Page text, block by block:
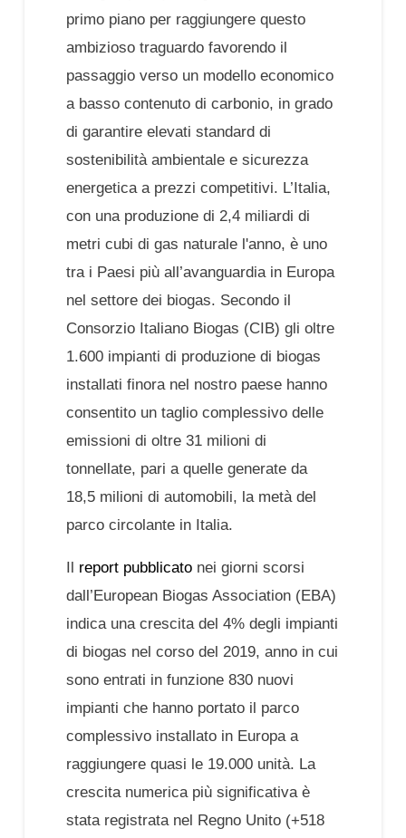
primo piano per raggiungere questo
ambizioso traguardo favorendo il
passaggio verso un modello economico
a basso contenuto di carbonio, in grado
di garantire elevati standard di
sostenibilità ambientale e sicurezza
energetica a prezzi competitivi. L’Italia,
con una produzione di 2,4 miliardi di
metri cubi di gas naturale l'anno, è uno
tra i Paesi più all’avanguardia in Europa
nel settore dei biogas. Secondo il
Consorzio Italiano Biogas (CIB) gli oltre
1.600 impianti di produzione di biogas
installati finora nel nostro paese hanno
consentito un taglio complessivo delle
emissioni di oltre 31 milioni di
tonnellate, pari a quelle generate da
18,5 milioni di automobili, la metà del
parco circolante in Italia.
Il report pubblicatonei giorni scorsi
dall’European Biogas Association (EBA)
indica una crescita del 4% degli impianti
di biogas nel corso del 2019, anno in cui
sono entrati in funzione 830 nuovi
impianti che hanno portato il parco
complessivo installato in Europa a
raggiungere quasi le 19.000 unità. La
crescita numerica più significativa è
stata registrata nel Regno Unito (+518